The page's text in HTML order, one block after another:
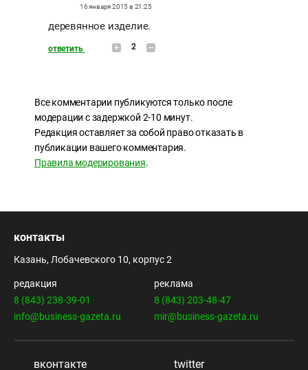
16 января 2015 в 21:25
деревянное изделие.
ответить 2
Все комментарии публикуются только после
модерации с задержкой 2-10 минут.
Редакция оставляет за собой право отказать в
публикации вашего комментария.
Правила модерирования.
контакты
Казань, Лобачевского 10, корпус 2
редакция
8 (843) 238-39-01
info@business-gazeta.ru
реклама
8 (843) 203-48-47
mir@business-gazeta.ru
вконтакте twitter